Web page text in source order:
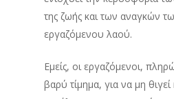
της ζωής και των αναγκών
εργαζόμενου λαού.
Εμείς, οι εργαζόμενοι,
βαρύ τίμημα, για να μη